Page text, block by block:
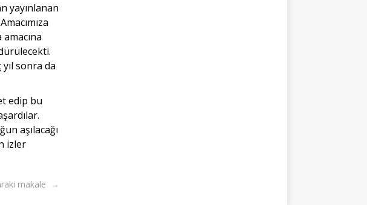
yayınlanan
sonra da
edip bu
aşılacağı
izler
makale →